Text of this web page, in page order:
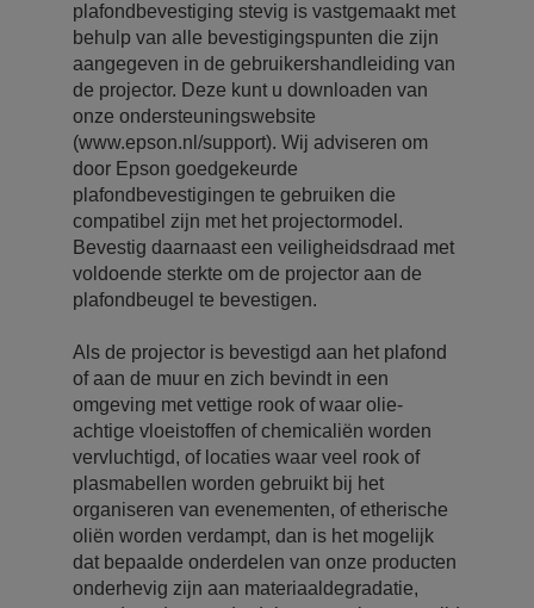
plafondbevestiging stevig is vastgemaakt met
behulp van alle bevestigingspunten die zijn
aangegeven in de gebruikershandleiding van
de projector. Deze kunt u downloaden van
onze ondersteuningswebsite
(www.epson.nl/support). Wij adviseren om
door Epson goedgekeurde
plafondbevestigingen te gebruiken die
compatibel zijn met het projectormodel.
Bevestig daarnaast een veiligheidsdraad met
voldoende sterkte om de projector aan de
plafondbeugel te bevestigen.
Als de projector is bevestigd aan het plafond
of aan de muur en zich bevindt in een
omgeving met vettige rook of waar olie-
achtige vloeistoffen of chemicaliën worden
vervluchtigd, of locaties waar veel rook of
plasmabellen worden gebruikt bij het
organiseren van evenementen, of etherische
oliën worden verdampt, dan is het mogelijk
dat bepaalde onderdelen van onze producten
onderhevig zijn aan materiaaldegradatie,